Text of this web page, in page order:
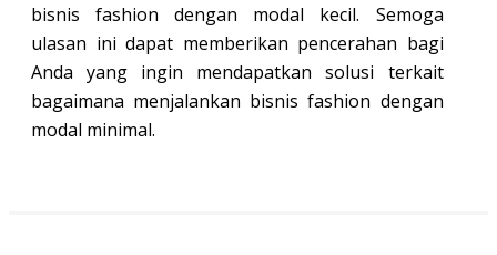
bisnis fashion dengan modal kecil. Semoga
ulasan ini dapat memberikan pencerahan bagi
Anda yang ingin mendapatkan solusi terkait
bagaimana menjalankan bisnis fashion dengan
modal minimal.